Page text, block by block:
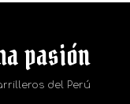
pasión
del Perú